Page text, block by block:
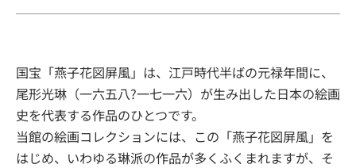
国宝「燕子花図屏風」は、江戸時代半ばの元禄年間に、
尾形光琳（一六五八?一七一六）が生み出した日本の絵画
史を代表する作品のひとつです。
当館の絵画コレクションには、この「燕子花図屏風」を
はじめ、いわゆる琳派の作品が多くふくまれますが、そ